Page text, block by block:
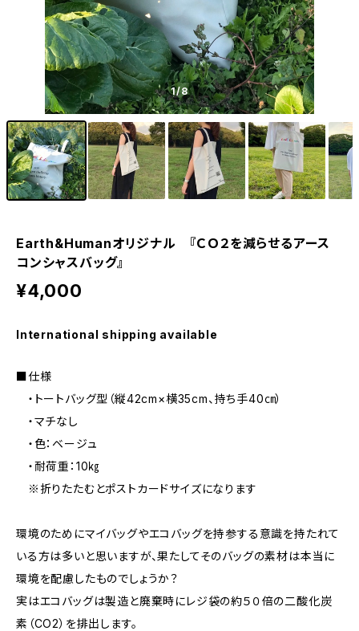
1/8
Earth&Humanオリジナル 『ＣＯ２を減らせるアース
コンシャスバッグ』
¥4,000
International shipping available
■仕様
・トートバッグ型（縦42cm×横35cm、持ち手40㎝）
・マチなし
・色：ベージュ
・耐荷重：10㎏
※折りたたむとポストカードサイズになります
環境のためにマイバッグやエコバッグを持参する意識を持たれて
いる方は多いと思いますが、果たしてそのバッグの素材は本当に
環境を配慮したものでしょうか？
実はエコバッグは製造と廃棄時にレジ袋の約５０倍の二酸化炭
素（CO2）を排出します。